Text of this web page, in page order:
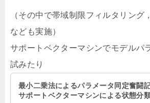
（その中で帯域制限フィルタリング
なども実施）
サポートベクターマシンでモデルパ
試みたり
最小二乗法によるパラメータ同定奮闘
サポートベクターマシンによる状態分